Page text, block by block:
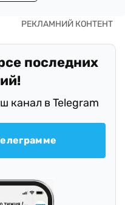
последних
канал в Telegram